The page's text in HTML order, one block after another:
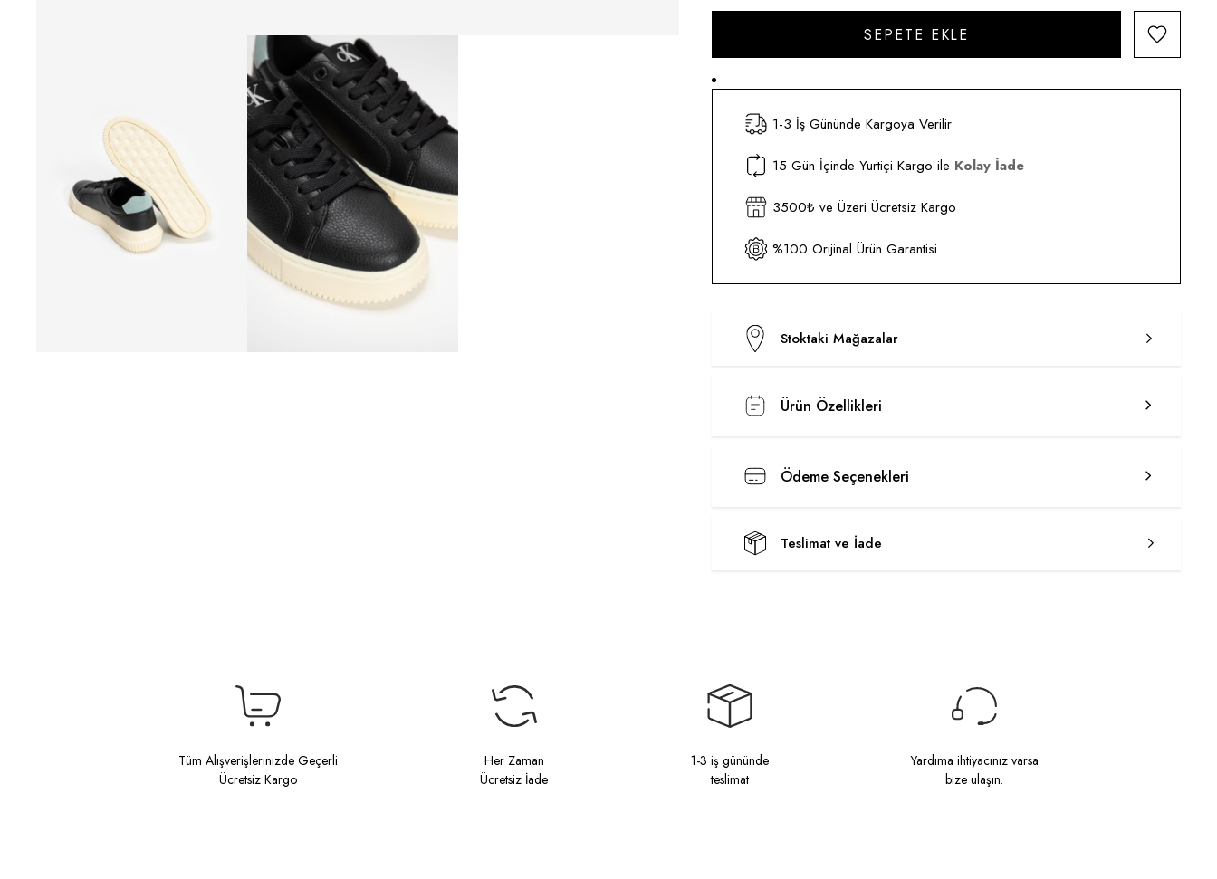
1-3 İş Gününde Kargoya Verilir
15 Gün İçinde Yurtiçi Kargo ile Kolay İade
3500₺ ve Üzeri Ücretsiz Kargo
%100 Orijinal Ürün Garantisi
Stoktaki Mağazalar
Ürün Özellikleri
Ödeme Seçenekleri
Teslimat ve İade
Tüm Alışverişlerinizde Geçerli
Ücretsiz Kargo
Her Zaman
Ücretsiz İade
1-3 iş gününde
teslimat
Yardıma ihtiyacınız varsa
bize ulaşın.